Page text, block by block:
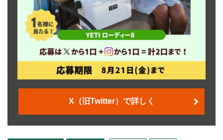
X（旧Twitter）で詳しく